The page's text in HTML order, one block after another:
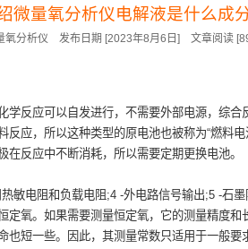
微量氧分析仪电解液是什么成分
氧分析仪 发布日期 [2023年8月6日] 文章阅读
学反应可以自发进行，不需要外部电源，综
应，所以这种类型的原电池也被称为“燃料
反应中不断消耗，所以需要定期更换电池。
敏电阻和负载电阻;4 -外电路信号输出;5 -石
定氧。如果需要测量恒定氧，它的测量精度
也短一些。因此，其测量常数只适用于一般